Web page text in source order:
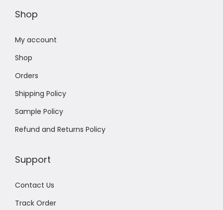
Shop
My account
Shop
Orders
Shipping Policy
Sample Policy
Refund and Returns Policy
Support
Contact Us
Track Order